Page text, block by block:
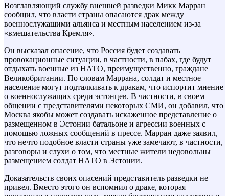
Возглавляющий службу внешней разведки Микк Марран
сообщил, что власти страны опасаются драк между
военнослужащими альянса и местным населением из-за
«вмешательства Кремля».
Он высказал опасение, что Россия будет создавать
провокационные ситуации, в частности, в пабах, где будут
отдыхать военные из НАТО, преимущественно, граждане
Великобритании. По словам Маррана, солдат и местное
население могут подталкивать к дракам, что испортит мнение
о военнослужащих среди эстонцев. В частности, в своем
общении с представителями некоторых СМИ, он добавил, что
Москва якобы может создавать искаженное представление о
размещенном в Эстонии батальоне и агрессии военных с
помощью ложных сообщений в прессе. Марран даже заявил,
что нечто подобное власти страны уже замечают, в частности,
разговоры и слухи о том, что местные жители недовольны
размещением солдат НАТО в Эстонии.
Доказательств своих опасений представитель разведки не
привел. Вместо этого он вспомнил о драке, которая